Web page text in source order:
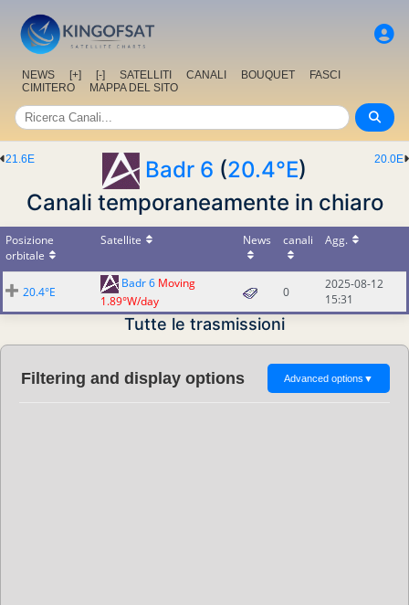
NEWS [+] [-] SATELLITI CANALI BOUQUET
FASCI
CIMITERO
MAPPA DEL SITO
20.0E
21.6E Badr 6 (20.4°E)
Canali temporaneamente in chiaro
Posizione
orbitale
Satellite News canali Agg.
20.4°E
Badr 6 Moving
1.89°W/day
0
2025-08-12
15:31
Tutte le trasmissioni
Filtering and display options Advanced options ▼